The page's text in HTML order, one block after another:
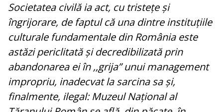
Societatea civilă ia act, cu tristețe și
îngrijorare, de faptul că una dintre instituțiile
culturale fundamentale din România este
astăzi periclitată și decredibilizată prin
abandonarea ei în ,,grija” unui management
impropriu, inadecvat la sarcina sa și,
finalmente, ilegal: Muzeul Național al